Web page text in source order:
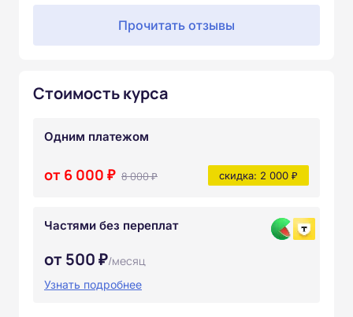
Прочитать отзывы
Стоимость курса
Одним платежом
от 6 000 ₽ 8 000 ₽ скидка: 2 000 ₽
Частями без переплат
от 500 ₽/месяц
Узнать подробнее